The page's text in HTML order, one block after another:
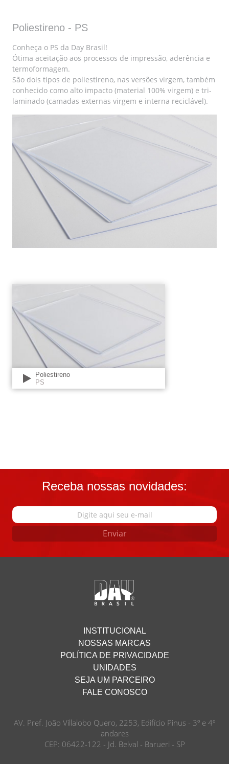
Poliestireno - PS
Conheça o PS da Day Brasil!
Ótima aceitação aos processos de impressão, aderência e
termoformagem.
São dois tipos de poliestireno, nas versões virgem, também
conhecido como alto impacto (material 100% virgem) e tri-
laminado (camadas externas virgem e interna reciclável).
Poliestireno
PS
Receba nossas novidades:
Enviar
INSTITUCIONAL
NOSSAS MARCAS
POLÍTICA DE PRIVACIDADE
UNIDADES
SEJA UM PARCEIRO
FALE CONOSCO
AV. Pref. João Villalobo Quero, 2253, Edifício Pinus - 3º e 4º
andares
CEP: 06422-122 - Jd. Belval - Barueri - SP